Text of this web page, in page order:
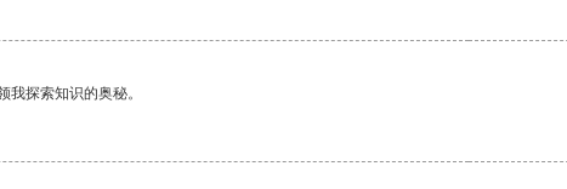
探索知识的奥秘。